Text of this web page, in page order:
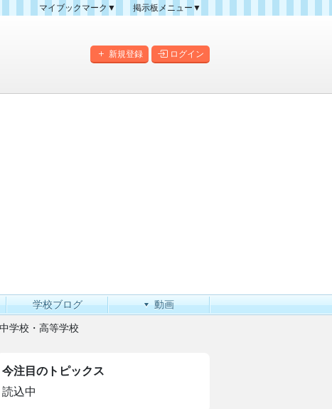
マイブックマーク▼
掲示板メニュー▼
掲示板マップ
新規登録 ログイン
学校ブログ 動画
学校・高等学校
今注目のトピックス
読込中